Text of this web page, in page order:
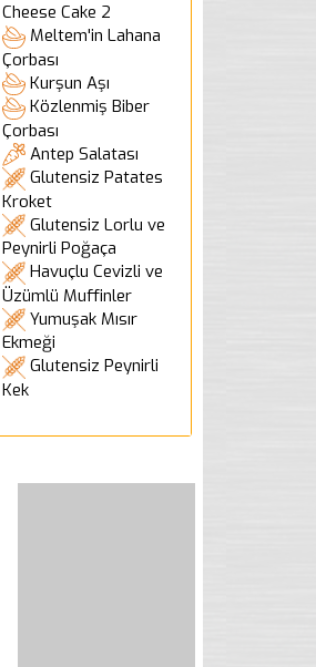
Cheese Cake 2
Meltem'in Lahana
Çorbası
Kurşun Aşı
Közlenmiş Biber
Çorbası
Antep Salatası
Glutensiz Patates
Kroket
Glutensiz Lorlu ve
Peynirli Poğaça
Havuçlu Cevizli ve
Üzümlü Muffinler
Yumuşak Mısır
Ekmeği
Glutensiz Peynirli
Kek